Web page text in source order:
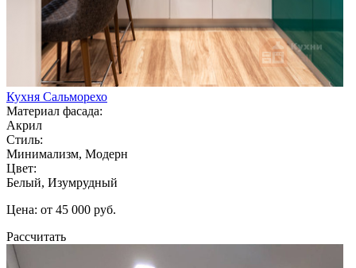
Кухня Сальморехо
Материал фасада:
Акрил
Стиль:
Минимализм, Модерн
Цвет:
Белый, Изумрудный
Цена: от 45 000 руб.
Рассчитать